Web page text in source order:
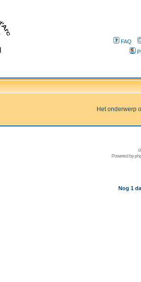
FAQ
Het onderwerp
Powered by
Nog 1